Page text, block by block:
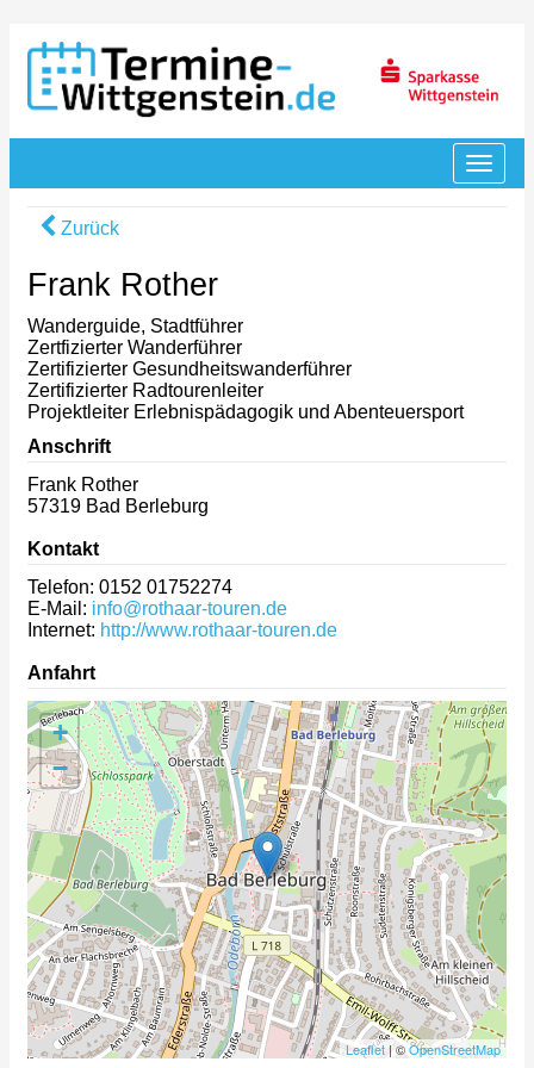
Zurück
Frank Rother
Wanderguide, Stadtführer
Zertfizierter Wanderführer
Zertifizierter Gesundheitswanderführer
Zertifizierter Radtourenleiter
Projektleiter Erlebnispädagogik und Abenteuersport
Anschrift
Frank Rother
57319 Bad Berleburg
Kontakt
Telefon: 0152 01752274
E-Mail: info@rothaar-touren.de
Internet: http://www.rothaar-touren.de
Anfahrt
+
−
Leaflet | ©OpenStreetMap